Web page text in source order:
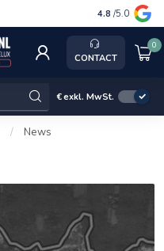
4.8 /5.0
CONTACT
0
€exkl. MwSt.
/ News